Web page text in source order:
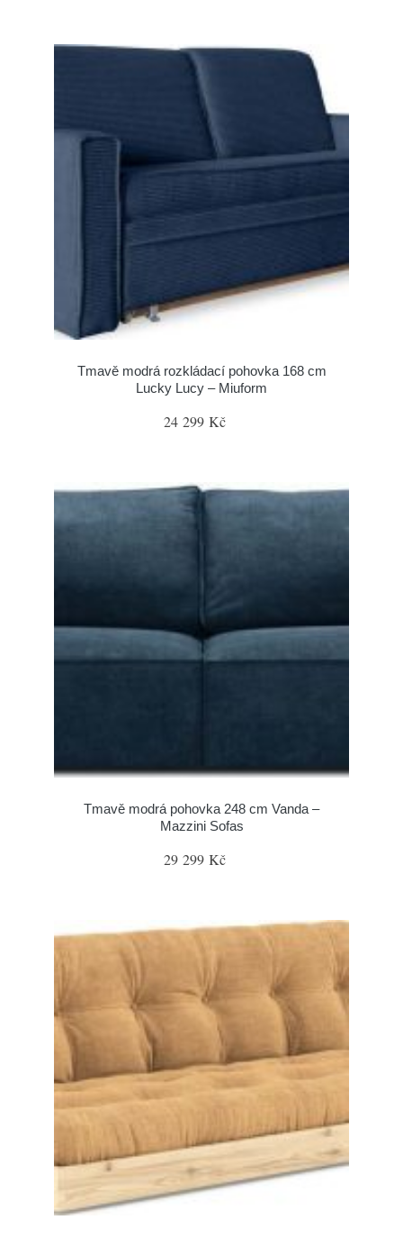
Tmavě modrá rozkládací pohovka 168 cm
Lucky Lucy – Miuform
24 299 Kč
Tmavě modrá pohovka 248 cm Vanda –
Mazzini Sofas
29 299 Kč